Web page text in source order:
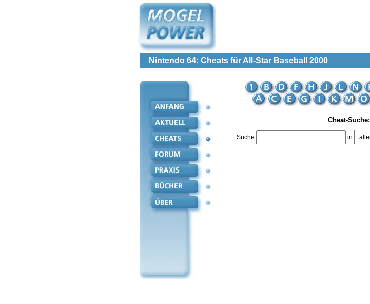
Nintendo 64: Cheats für All-Star Baseball 2000
Cheat-Suche:
Suche in